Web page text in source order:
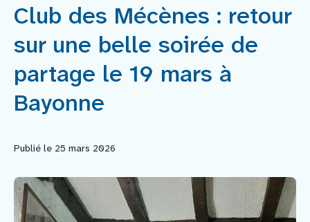
Projets à financer
Nos réalisations
Mécènes
Faire un don
Faire un legs
Club des Mécènes : retour
sur une belle soirée de
partage le 19 mars à
Bayonne
Publié le 25 mars 2026